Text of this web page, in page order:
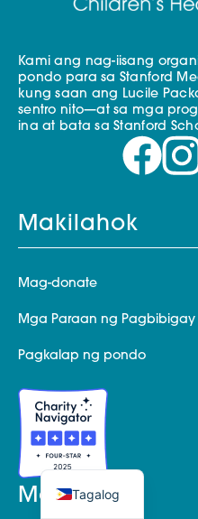
Kami ang nag-iisang
pondo para sa Stanford
kung saan ang Lucile
sentro nito—at sa mga
ina at bata sa Stanford
Makilahok
Mag-donate
Mga Paraan ng Pagbibigay
Pagkalap ng pondo
Matuto pa
Tagalog